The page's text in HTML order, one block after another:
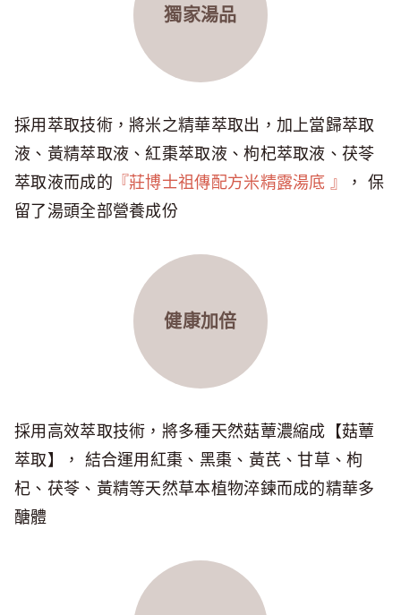
獨家湯品
採用萃取技術，將米之精華萃取出，加上當歸萃取
液、黃精萃取液、紅棗萃取液、枸杞萃取液、茯苓
萃取液而成的 『莊博士祖傳配方米精露湯底 』
， 保
留了湯頭全部營養成份
健康加倍
採用高效萃取技術，將多種天然菇蕈濃縮成【菇蕈
萃取】， 結合運用紅棗、黑棗、黃芪、甘草、枸
杞、茯苓、黃精等天然草本植物淬鍊而成的精華多
醣體